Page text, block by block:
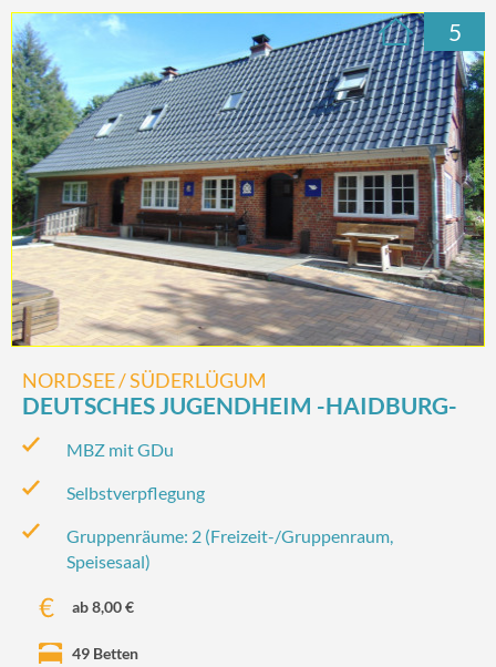
5
NORDSEE / SÜDERLÜGUM
DEUTSCHES JUGENDHEIM -HAIDBURG-
MBZ mit GDu
Selbstverpflegung
Gruppenräume: 2 (Freizeit-/‌Gruppenraum,
Speisesaal)
ab 8,00 €
49 Betten